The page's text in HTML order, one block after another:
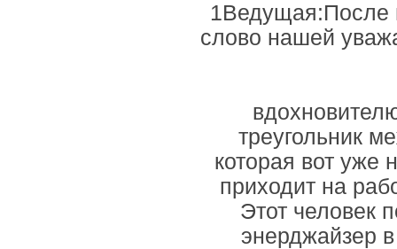
1Ведущая:После
слово нашей
треугольник
которая вот уже
приходит на
Этот человек
энерджайзер